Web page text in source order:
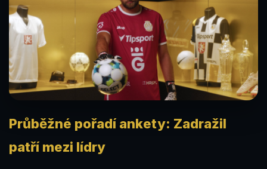
Průběžné pořadí ankety: Zadražil
patří mezi lídry